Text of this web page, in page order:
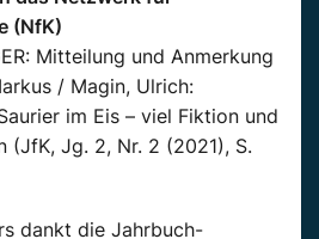
(NfK)
Mitteilung und Anmerkung
/ Magin, Ulrich:
im Eis – viel Fiktion und
(JfK, Jg. 2, Nr. 2 (2021), S.
dankt die Jahrbuch-